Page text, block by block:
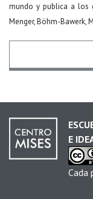
mundo y publica a los
Menger, Böhm-Bawerk,
Email *
E
Cada